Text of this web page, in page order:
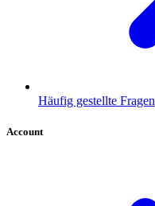
Häufig gestellte Fragen
Account